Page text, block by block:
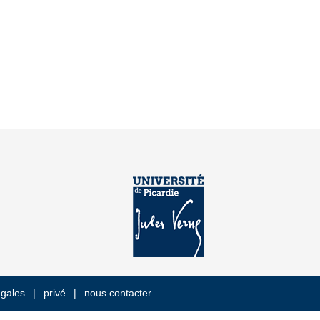
privé nous contacter